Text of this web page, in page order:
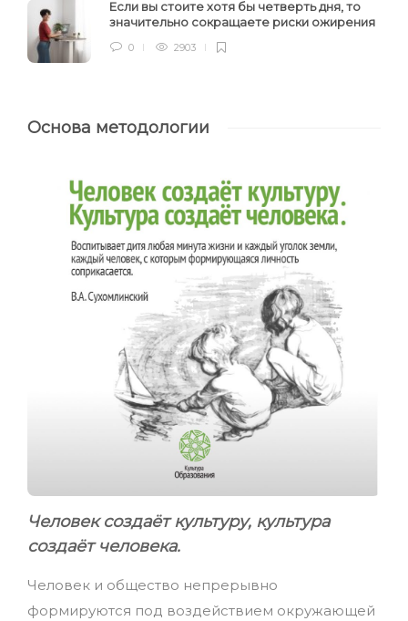
Если вы стоите хотя бы четверть дня, то
значительно сокращаете риски ожирения
0 2903
Основа методологии
Человек создаёт культуру, культура
создаёт человека.
Человек и общество непрерывно
формируются под воздействием окружающей